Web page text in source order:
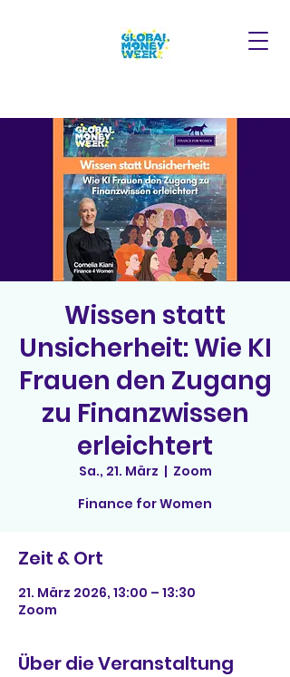
Wissen statt
Unsicherheit: Wie KI
Frauen den Zugang
zu Finanzwissen
erleichtert
Sa., 21. März
  |
Zoom
Finance for Women
Zeit & Ort
21. März 2026, 13:00 – 13:30
Zoom
Über die Veranstaltung